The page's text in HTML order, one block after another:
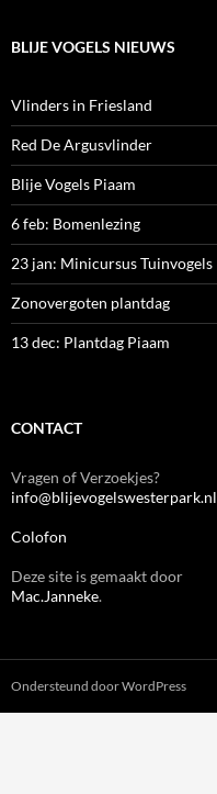
BLIJE VOGELS NIEUWS
Vlinders in Friesland
Red De Argusvlinder
Blije Vogels Piaam
6 feb: Bomenlezing
23 jan: Minicursus Tuinvogels
Zonovergoten plantdag
13 dec: Plantdag Piaam
CONTACT
Vragen of Verzoekjes?
info@blijevogelswesterpark.nl
Colofon
Deze site is gemaakt door
Mac.Janneke.
Ondersteund door WordPress